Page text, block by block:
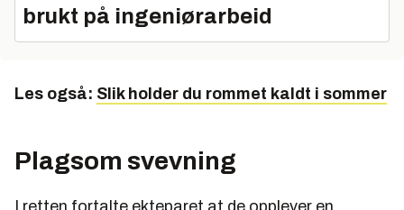
brukt på ingeniørarbeid
Les også: Slik holder du rommet kaldt i sommer
Plagsom svevning
I retten fortalte ekteparet at de opplever en